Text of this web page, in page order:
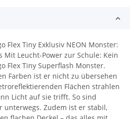
Flex Tiny Exklusiv NEON Monster:
Mit Leucht-Power zur Schule: Kein
Flex Tiny Superflash Monster.
Farben ist er nicht zu übersehen
Flächen strahlen
Licht auf sie trifft. So sind
unterwegs. Zudem ist er stabil,